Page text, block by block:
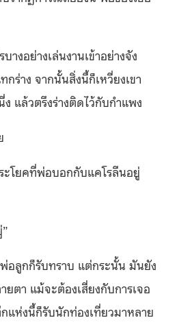
างอย่างเล่นงานเข้าอย่างจัง
ร่าง จากนั้นสิ่งนี้ก็เหวี่ยงเขา
แล้วตรึงร่างติดไว้กับกำแพง
โยคที่พ่อบอกกับแคโรลีนอยู่
อลูกก็รับทราบ แต่กระนั้น มันยัง
ตา แม้จะต้องเสี่ยงกับการเจอ
แห่งนี้ก็รับนักท่องเที่ยวมาหลาย